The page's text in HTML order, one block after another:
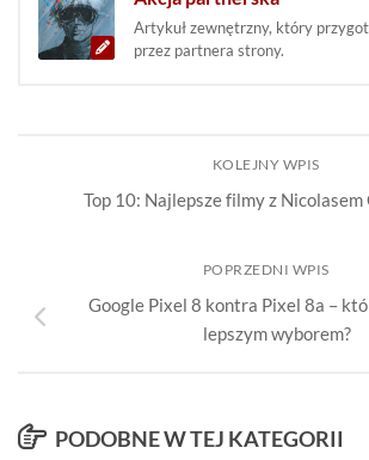
Artykuł zewnętrzny, który
przez partnera strony.
KOLEJNY WPIS
Top 10: Najlepsze filmy z Nicolasem
POPRZEDNI WPIS
Google Pixel 8 kontra Pixel 8a –
lepszym wyborem?
PODOBNE W TEJ KATEGORII